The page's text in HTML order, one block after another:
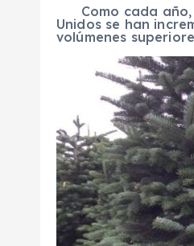
Como cada año,
Unidos se han
volúmenes